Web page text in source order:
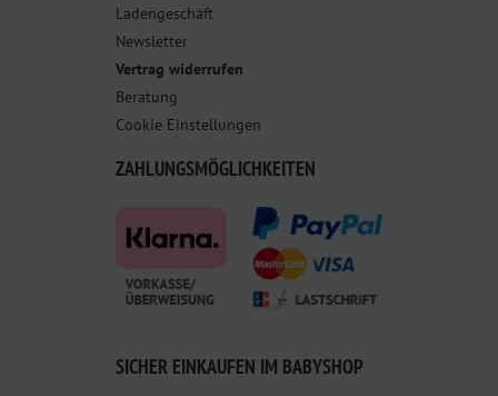
Ladengeschäft
Newsletter
Vertrag widerrufen
Beratung
Cookie Einstellungen
ZAHLUNGSMÖGLICHKEITEN
SICHER EINKAUFEN IM BABYSHOP